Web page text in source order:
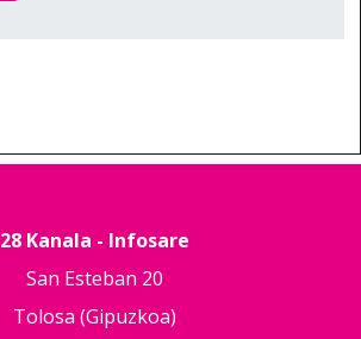
28 Kanala - Infosare
San Esteban 20
Tolosa (Gipuzkoa)